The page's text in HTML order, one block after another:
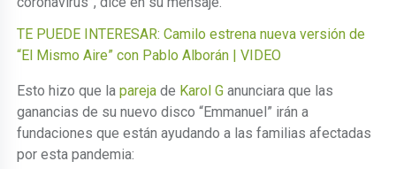
TE PUEDE INTERESAR: Camilo estrena nueva versión de
“El Mismo Aire” con Pablo Alborán | VIDEO
Esto hizo que lapareja de Karol G anunciara que las
ganancias de su nuevo disco “Emmanuel” irán a
fundaciones que están ayudando a las familias afectadas
por esta pandemia: